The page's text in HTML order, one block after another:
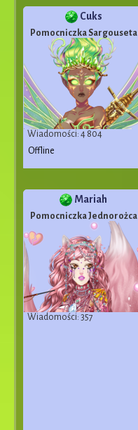
Cuks
Pomocniczka Sargouseta
Wiadomości: 4 804
Offline
Mariah
Pomocniczka Jednorożca
Wiadomości: 357